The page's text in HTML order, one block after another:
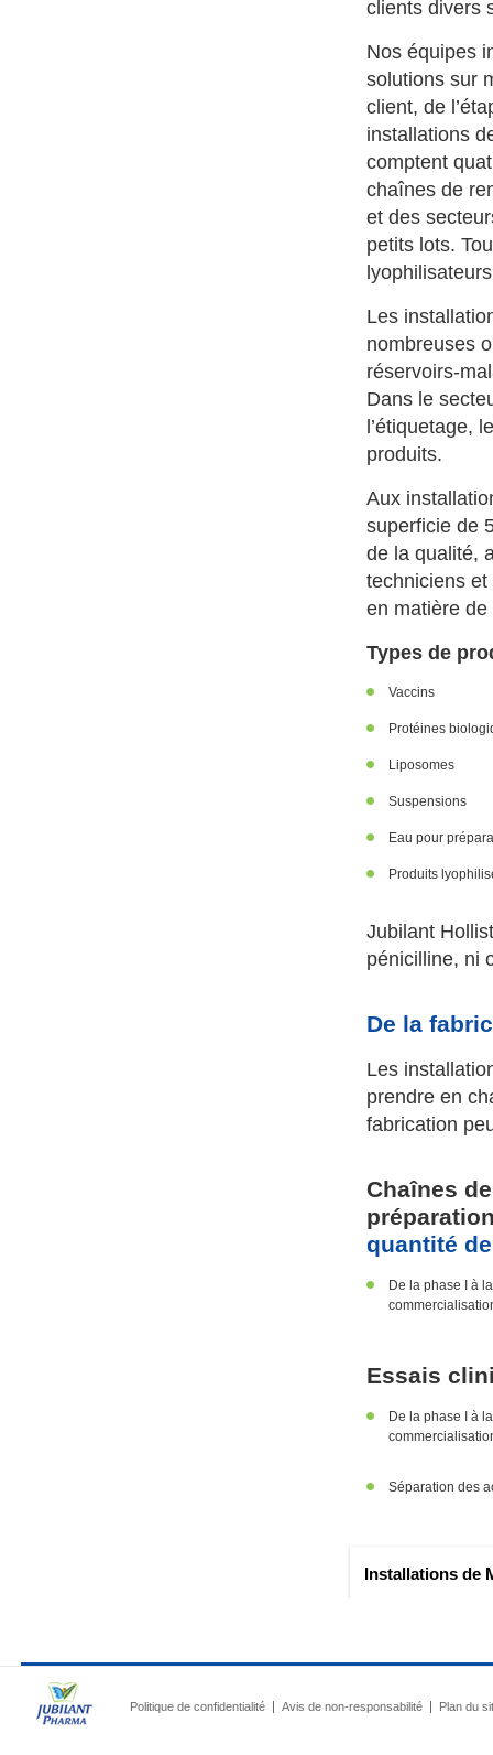
clients divers
Nos équipes
solutions sur
client, de
installations
comptent
chaînes de
et des
petits lots.
Les
nombreuses
réservoirs-
Dans le
l’étiquetage,
produits.
Aux
superficie de
de la qualité,
techniciens
en matière
Types de
Vaccins
Protéines
Liposomes
Suspensions
Eau pour
Produits
Jubilant
pénicilline, ni
De la
Les
prendre en
fabrication
Chaînes
quantité
De la phase I à la
Essais
De la phase I à la
Séparation des
Installations de
Politique de confidentialité Avis de non-responsabilité Plan du